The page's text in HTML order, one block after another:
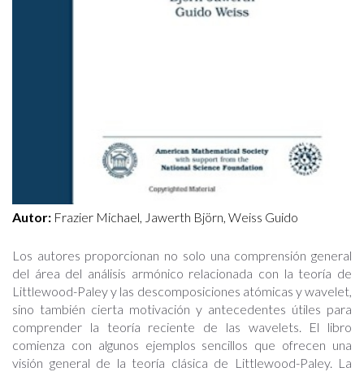
Autor: Frazier Michael, Jawerth Björn, Weiss Guido
Los autores proporcionan no solo una comprensión general
del área del análisis armónico relacionada con la teoría de
Littlewood-Paley y las descomposiciones atómicas y wavelet,
sino también cierta motivación y antecedentes útiles para
comprender la teoría reciente de las wavelets. El libro
comienza con algunos ejemplos sencillos que ofrecen una
visión general de la teoría clásica de Littlewood-Paley. La